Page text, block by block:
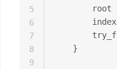
root
    }
5
6
7
8
9